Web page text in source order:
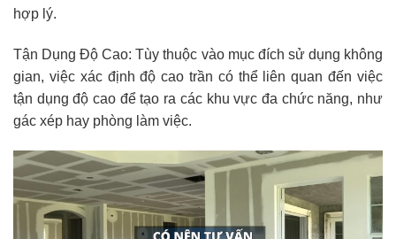
hợp lý.
Tận Dụng Độ Cao: Tùy thuộc vào mục đích sử dụng không
gian, việc xác định độ cao trần có thể liên quan đến việc
tận dụng độ cao để tạo ra các khu vực đa chức năng, như
gác xép hay phòng làm việc.